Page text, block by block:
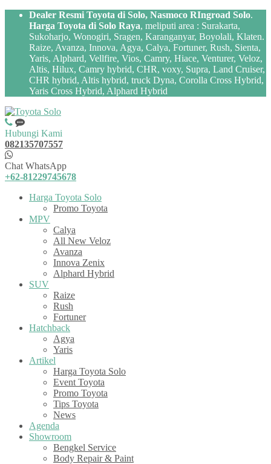
Dealer Resmi Toyota di Solo, Nasmoco RIngroad Solo.
Harga Toyota di Solo Raya, meliputi area : Surakarta,
Sukoharjo, Wonogiri, Sragen, Karanganyar, Boyolali, Klaten.
Raize, Avanza, Innova, Agya, Calya, Fortuner, Rush, Sienta,
Yaris, Alphard, Vellfire, Vios, Camry, Hiace, Venturer, Veloz,
Altis, Hilux, Camry hybrid, CHR, voxy, Supra, Land Cruiser,
CHR hybrid, Altis hybrid, truck Dyna, Corolla Cross Hybrid,
Yaris Cross Hybrid, Alphard Hybrid
Hubungi Kami
082135707557
Chat WhatsApp
+62-81229745678
Harga Toyota Solo
Promo Toyota
MPV
Calya
All New Veloz
Avanza
Innova Zenix
Alphard Hybrid
SUV
Raize
Rush
Fortuner
Hatchback
Agya
Yaris
Artikel
Harga Toyota Solo
Event Toyota
Promo Toyota
Tips Toyota
News
Agenda
Showroom
Bengkel Service
Body Repair & Paint